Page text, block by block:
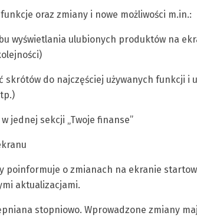
oraz zmiany i nowe możliwości m.in.:
wyświetlania ulubionych produktów na
do najczęściej używanych funkcji i
jednej sekcji „Twoje finanse”
poinformuje o zmianach na ekranie
aktualizacjami.
stopniowo. Wprowadzone zmiany